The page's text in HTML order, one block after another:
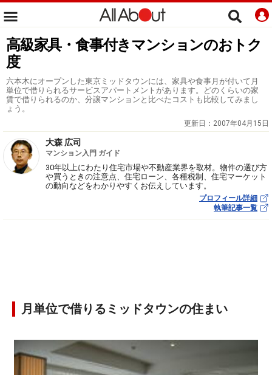
高級家具・食事付きマンションのおトク
度
六本木にオープンした東京ミッドタウンには、家具や食事月が付いて月
単位で借りられるサービスアパートメントがあります。どのくらいの家
賃で借りられるのか、分譲マンションと比べたコストも比較してみまし
ょう。
更新日： 2007年04月15日
大森 広司
マンション入門 ガイド
30年以上にわたり住宅市場や不動産業界を取材。物件の選び方
や買うときの注意点、住宅ローン、各種税制、住宅マーケット
の動向などをわかりやすくお伝えしています。
プロフィール詳細
執筆記事一覧
月単位で借りるミッドタウンの住まい